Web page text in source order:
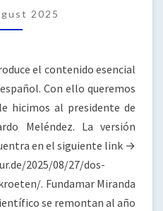
LAS
TORTUGAS
2025
el contenido esencial
Con ello queremos
hicimos al presidente de
Meléndez. La versión
en el siguiente link →
2025/08/27/dos-
. Fundamar Miranda
se remontan al año